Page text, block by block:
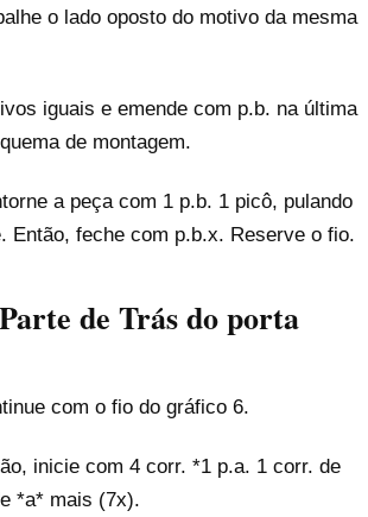
o lado oposto do motivo da mesma
iguais e emende com p.b. na última
de montagem.
a peça com 1 p.b. 1 picô, pulando
Então, feche com p.b.x. Reserve o fio.
de Trás do porta
com o fio do gráfico 6.
inicie com 4 corr. *1 p.a. 1 corr. de
*a* mais (7x).